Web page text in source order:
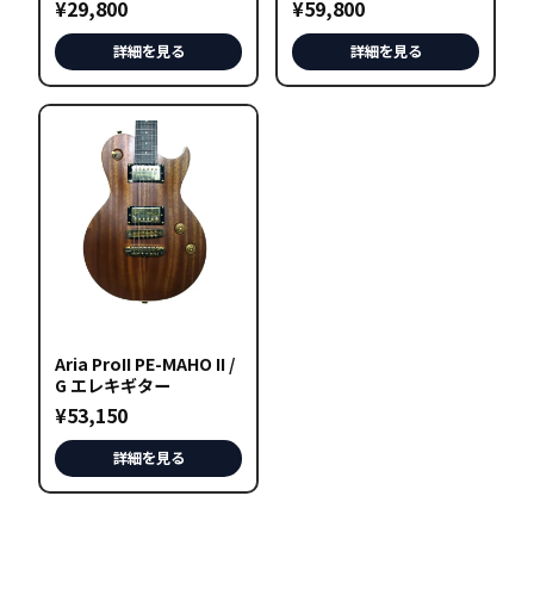
¥29,800
詳細を見る
¥59,800
詳細を見る
Aria ProII PE-MAHO II /
G エレキギター
¥53,150
詳細を見る